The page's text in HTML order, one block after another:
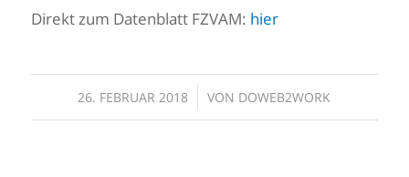
Direkt zum Datenblatt FZVAM: hier
26. FEBRUAR 2018
/ VON DOWEB2WORK